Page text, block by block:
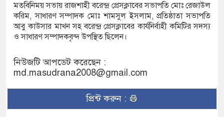
মতবিনিময় সভায় রাজশাহী বরেন্দ্র প্রেসক্লাবের সভাপতি মোঃ রেজাউল
করিম, সাধারণ সম্পাদক মোঃ শামসুল ইসলাম, প্রতিষ্ঠাতা সভাপতি
আবু কাউসার মাখন সহ বরেন্দ্র প্রেসক্লাবের কার্যনির্বাহী কমিটির সদস্য
ও সাধারণ সম্পাদকবৃন্দ উপস্থিত ছিলেন।
নিউজটি আপডেট করেছেন :
md.masudrana2008@gmail.com
প্রিন্ট করুন :